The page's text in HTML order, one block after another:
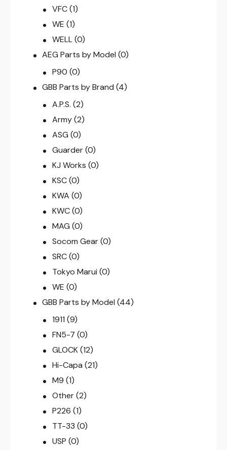
VFC (1)
WE (1)
WELL (0)
AEG Parts by Model (0)
P90 (0)
GBB Parts by Brand (4)
A.P.S. (2)
Army (2)
ASG (0)
Guarder (0)
KJ Works (0)
KSC (0)
KWA (0)
KWC (0)
MAG (0)
Socom Gear (0)
SRC (0)
Tokyo Marui (0)
WE (0)
GBB Parts by Model (44)
1911 (9)
FN5-7 (0)
GLOCK (12)
Hi-Capa (21)
M9 (1)
Other (2)
P226 (1)
TT-33 (0)
USP (0)